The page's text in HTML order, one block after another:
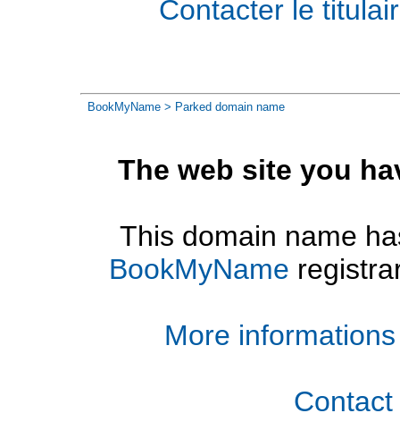
Contacter le
BookMyName > Parked domain name
The web site you
This domain name
BookMyName
More